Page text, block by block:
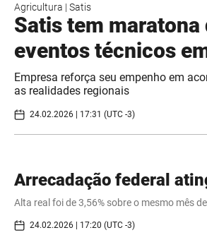
Agricultura | Satis
Satis tem maratona
eventos técnicos
Empresa reforça seu empenho em
as realidades regionais
24.02.2026 | 17:31 (UTC -3)
Arrecadação federal
Alta real foi de 3,56% sobre o mesmo mês
24.02.2026 | 17:20 (UTC -3)